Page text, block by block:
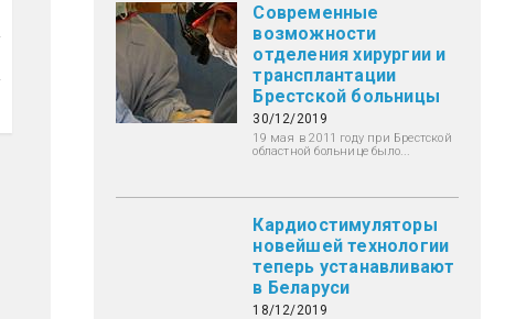
Современные
возможности
отделения хирургии и
трансплантации
Брестской больницы
30/12/2019
19 мая в 2011 году при Брестской
областной больнице было...
Кардиостимуляторы
новейшей технологии
теперь устанавливают
в Беларуси
18/12/2019